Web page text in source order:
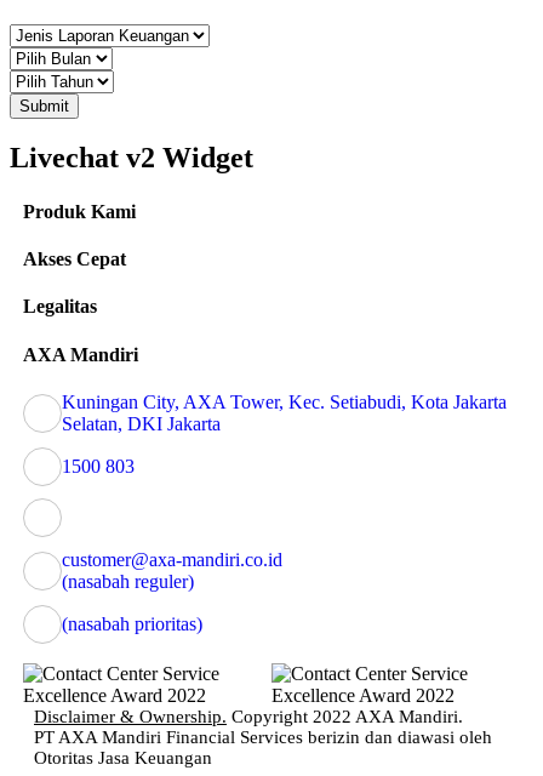
Submit
Livechat v2 Widget
Produk Kami
Akses Cepat
Legalitas
AXA Mandiri
Kuningan City, AXA Tower, Kec. Setiabudi, Kota Jakarta
Selatan, DKI Jakarta
1500 803
customer@axa-mandiri.co.id
(nasabah reguler)
(nasabah prioritas)
Disclaimer & Ownership. Copyright 2022 AXA Mandiri.
PT AXA Mandiri Financial Services berizin dan diawasi oleh
Otoritas Jasa Keuangan